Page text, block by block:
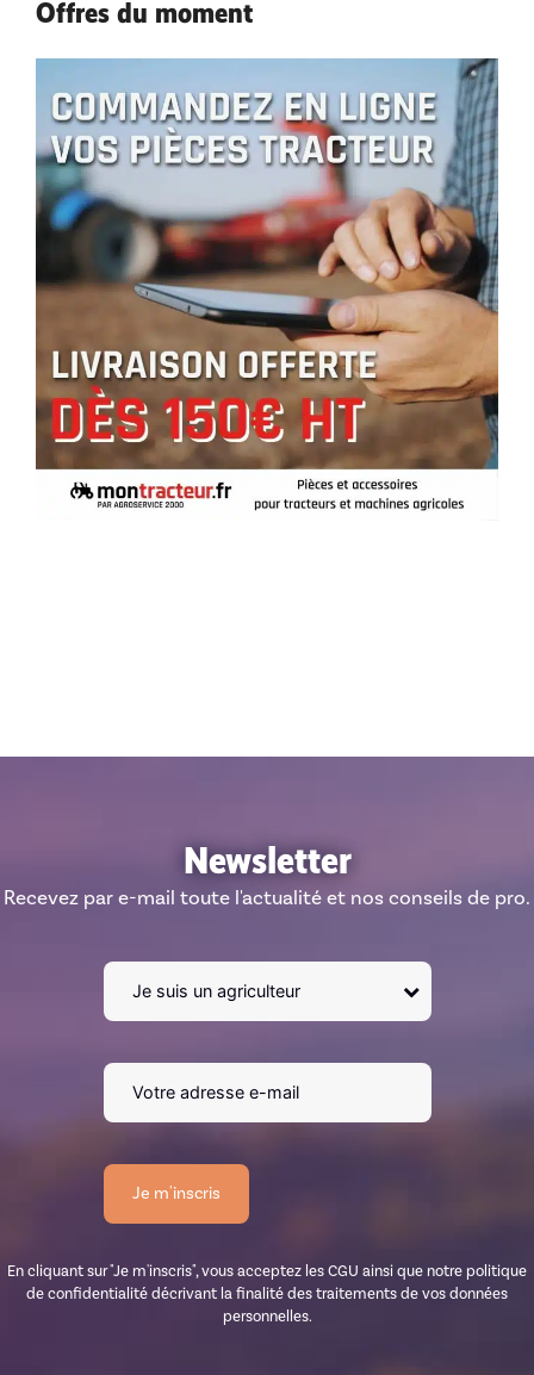
Offres du moment
Newsletter
Recevez par e-mail toute l'actualité et nos conseils de pro.
En cliquant sur "Je m'inscris", vous acceptez les CGU ainsi que notre politique
de confidentialité décrivant la finalité des traitements de vos données
personnelles.